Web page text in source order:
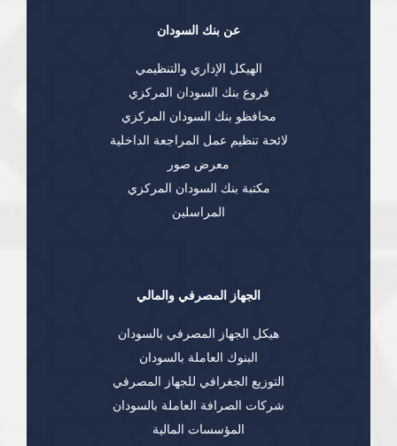
عن بنك السودان
الهيكل الإداري والتنظيمي
فروع بنك السودان المركزي
محافظو بنك السودان المركزي
لائحة تنظيم عمل المراجعة الداخلية
معرض صور
مكتبة بنك السودان المركزي
المراسلين
الجهاز المصرفي والمالي
هيكل الجهاز المصرفي بالسودان
البنوك العاملة بالسودان
التوزيع الجغرافي للجهاز المصرفي
شركات الصرافة العاملة بالسودان
المؤسسات المالية